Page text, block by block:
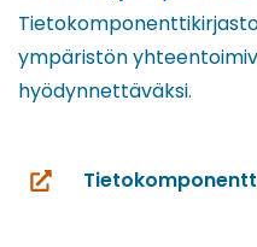
ympäristön
hyödynnettäväksi.
(siirryt